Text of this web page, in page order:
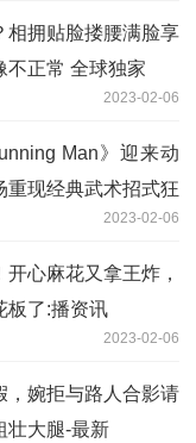
相拥贴脸搂腰满脸享
不正常 全球独家
2023-02-06
Man》迎来动
现经典武术招式狂
2023-02-06
开心麻花又拿王炸，
板了:播资讯
2023-02-06
，婉拒与路人合影请
壮大腿-最新